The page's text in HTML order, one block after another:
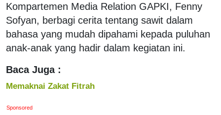
Kompartemen Media Relation GAPKI, Fenny
Sofyan, berbagi cerita tentang sawit dalam
bahasa yang mudah dipahami kepada puluhan
anak-anak yang hadir dalam kegiatan ini.
Baca Juga :
Memaknai Zakat Fitrah
Sponsored